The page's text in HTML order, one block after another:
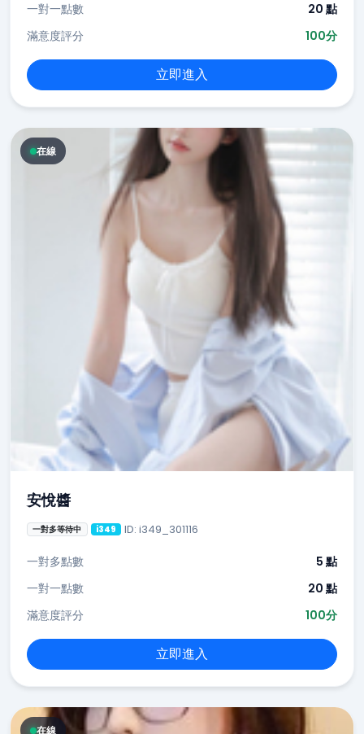
一對一點數
20 點
滿意度評分
100分
立即進入
在線
安悅醬
一對多等待中 i349 ID: i349_301116
一對多點數
5 點
一對一點數
20 點
滿意度評分
100分
立即進入
在線